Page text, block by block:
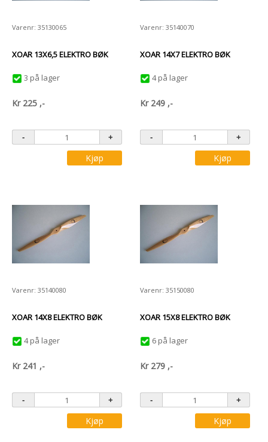
Varenr: 35130065
XOAR 13X6,5 ELEKTRO BØK
3 på lager
Kr 225 ,-
Kjøp
Varenr: 35140070
XOAR 14X7 ELEKTRO BØK
4 på lager
Kr 249 ,-
Kjøp
Varenr: 35140080
XOAR 14X8 ELEKTRO BØK
4 på lager
Kr 241 ,-
Kjøp
Varenr: 35150080
XOAR 15X8 ELEKTRO BØK
6 på lager
Kr 279 ,-
Kjøp